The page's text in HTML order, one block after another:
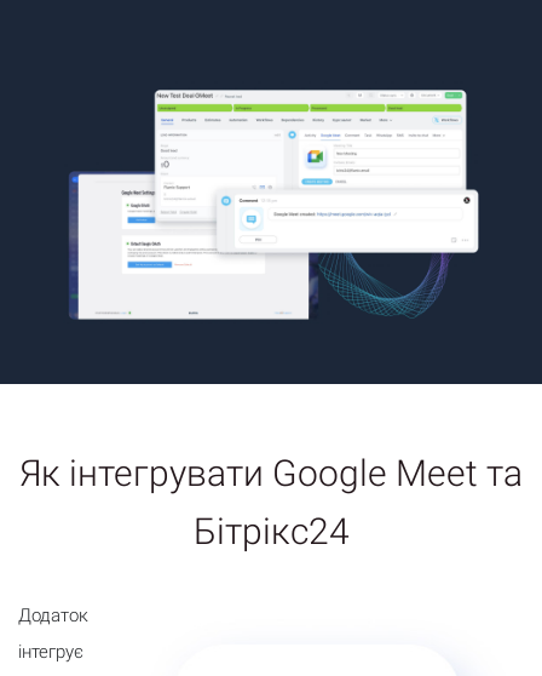
Як інтегрувати Google Meet та
Бітрікс24
Додаток
інтегрує